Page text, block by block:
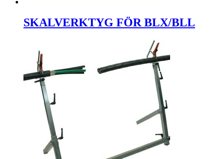
SKALVERKTYG FÖR BLX/BLL